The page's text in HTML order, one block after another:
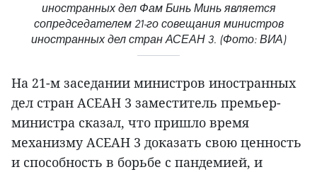
иностранных дел Фам Бинь Минь является
сопредседателем 21-го совещания министров
иностранных дел стран АСЕАН 3. (Фото: ВИА)
На 21-м заседании министров иностранных
дел стран АСЕАН 3 заместитель премьер-
министра сказал, что пришло время
механизму АСЕАН 3 доказать свою ценность
и способность в борьбе с пандемией, и